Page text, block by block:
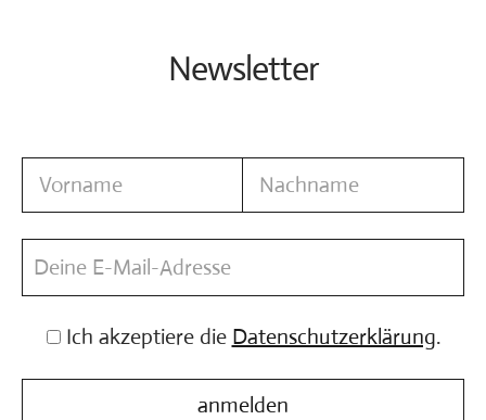
Kontakt
Newsletter
Ich akzeptiere die Datenschutzerklärung.